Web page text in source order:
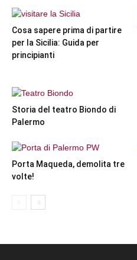
Cosa sapere prima di partire
per la Sicilia: Guida per
principianti
Storia del teatro Biondo di
Palermo
Porta Maqueda, demolita tre
volte!